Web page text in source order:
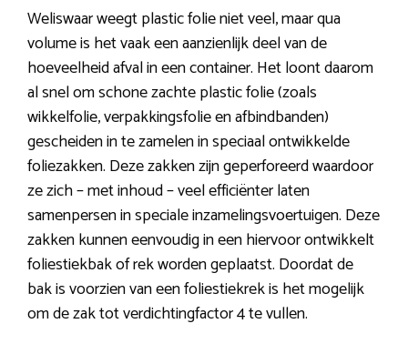
Weliswaar weegt plastic folie niet veel, maar qua
volume is het vaak een aanzienlijk deel van de
hoeveelheid afval in een container. Het loont daarom
al snel om schone zachte plastic folie (zoals
wikkelfolie, verpakkingsfolie en afbindbanden)
gescheiden in te zamelen in speciaal ontwikkelde
foliezakken. Deze zakken zijn geperforeerd waardoor
ze zich – met inhoud – veel efficiënter laten
samenpersen in speciale inzamelingsvoertuigen. Deze
zakken kunnen eenvoudig in een hiervoor ontwikkelt
foliestiekbak of rek worden geplaatst. Doordat de
bak is voorzien van een foliestiekrek is het mogelijk
om de zak tot verdichtingfactor 4 te vullen.